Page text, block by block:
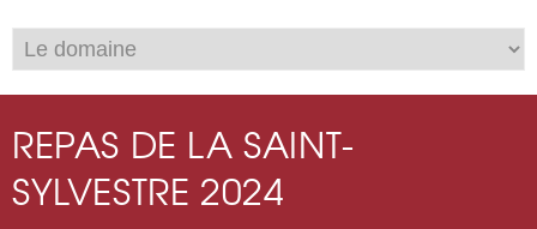
REPAS DE LA SAINT-
SYLVESTRE 2024